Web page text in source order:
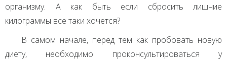
организму. А как быть если сбросить лишние
килограммы все таки хочется?
В самом начале, перед тем как пробовать новую
диету, необходимо проконсультироваться у